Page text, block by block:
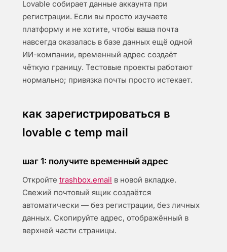
Lovable собирает данные аккаунта при
регистрации. Если вы просто изучаете
платформу и не хотите, чтобы ваша почта
навсегда оказалась в базе данных ещё одной
ИИ-компании, временный адрес создаёт
чёткую границу. Тестовые проекты работают
нормально; привязка почты просто истекает.
как зарегистрироваться в
lovable с temp mail
шаг 1: получите временный адрес
Откройте trashbox.email в новой вкладке.
Свежий почтовый ящик создаётся
автоматически — без регистрации, без личных
данных. Скопируйте адрес, отображённый в
верхней части страницы.